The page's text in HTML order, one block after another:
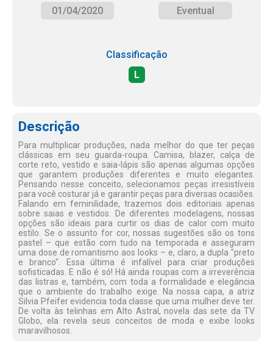
01/04/2020
Eventual
Classificação
L
Descrição
Para multiplicar produções, nada melhor do que ter peças
clássicas em seu guarda-roupa. Camisa, blazer, calça de
corte reto, vestido e saia-lápis são apenas algumas opções
que garantem produções diferentes e muito elegantes.
Pensando nesse conceito, selecionamos peças irresistíveis
para você costurar já e garantir peças para diversas ocasiões.
Falando em feminilidade, trazemos dois editoriais apenas
sobre saias e vestidos. De diferentes modelagens, nossas
opções são ideais para curtir os dias de calor com muito
estilo. Se o assunto for cor, nossas sugestões são os tons
pastel – que estão com tudo na temporada e asseguram
uma dose de romantismo aos looks – e, claro, a dupla "preto
e branco". Essa última é infalível para criar produções
sofisticadas. E não é só! Há ainda roupas com a irreverência
das listras e, também, com toda a formalidade e elegância
que o ambiente do trabalho exige. Na nossa capa, a atriz
Silvia Pfeifer evidencia toda classe que uma mulher deve ter.
De volta às telinhas em Alto Astral, novela das sete da TV
Globo, ela revela seus conceitos de moda e exibe looks
maravilhosos.